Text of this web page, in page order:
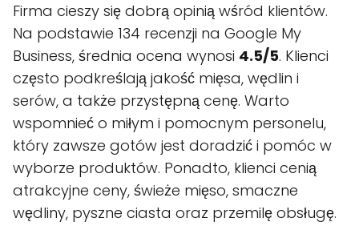
Firma cieszy się dobrą opinią wśród klientów.
Na podstawie 134 recenzji na Google My
Business, średnia ocena wynosi 4.5/5. Klienci
często podkreślają jakość mięsa, wędlin i
serów, a także przystępną cenę. Warto
wspomnieć o miłym i pomocnym personelu,
który zawsze gotów jest doradzić i pomóc w
wyborze produktów. Ponadto, klienci cenią
atrakcyjne ceny, świeże mięso, smaczne
wędliny, pyszne ciasta oraz przemilę obsługę.